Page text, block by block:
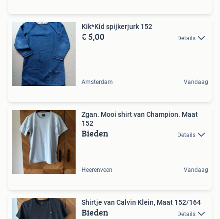
Kik*Kid spijkerjurk 152
€ 5,00 Details
Amsterdam Vandaag
Zgan. Mooi shirt van Champion. Maat
152
Bieden Details
Heerenveen Vandaag
Shirtje van Calvin Klein, Maat 152/164
Bieden Details